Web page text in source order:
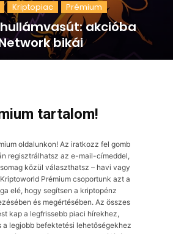
Kriptopiac Prémium
akcióba
bikái
tartalom!
oldalunkon! Az iratkozz fel gomb
regisztrálhatsz az e-mail-címeddel,
közül választhatsz – havi vagy
Prémium csoportunk azt a
elé, hogy segítsen a kriptopénz
és megértésében. Az összes
kap a legfrissebb piaci hírekhez,
a legjobb befektetési lehetőségekhez